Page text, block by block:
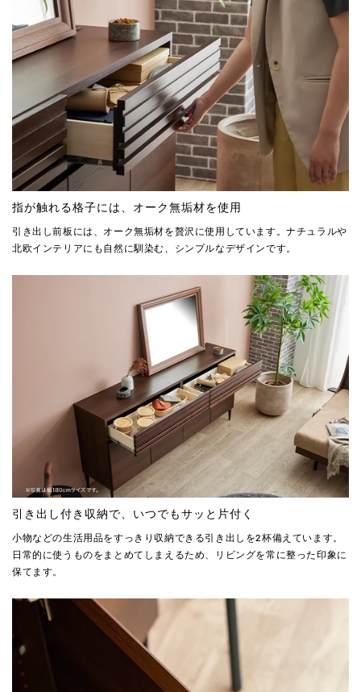
指が触れる格子には、オーク無垢材を使用
引き出し前板には、オーク無垢材を贅沢に使用しています。ナチュラルや
北欧インテリアにも自然に馴染む、シンプルなデザインです。
引き出し付き収納で、いつでもサッと片付く
小物などの生活用品をすっきり収納できる引き出しを2杯備えています。
日常的に使うものをまとめてしまえるため、リビングを常に整った印象に
保てます。